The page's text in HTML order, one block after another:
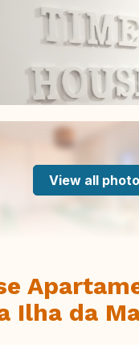
View all
Ilha da